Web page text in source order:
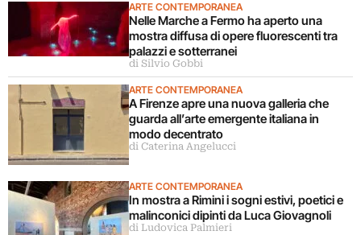
ARTE CONTEMPORANEA
Nelle Marche a Fermo ha aperto una
mostra diffusa di opere fluorescenti tra
palazzi e sotterranei
di Silvio Gobbi
ARTE CONTEMPORANEA
A Firenze apre una nuova galleria che
guarda all’arte emergente italiana in
modo decentrato
di Caterina Angelucci
ARTE CONTEMPORANEA
In mostra a Rimini i sogni estivi, poetici e
malinconici dipinti da Luca Giovagnoli
di Ludovica Palmieri